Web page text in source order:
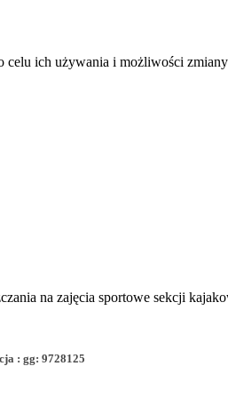
ich używania i możliwości
na zajęcia sportowe sekcji
: gg: 9728125